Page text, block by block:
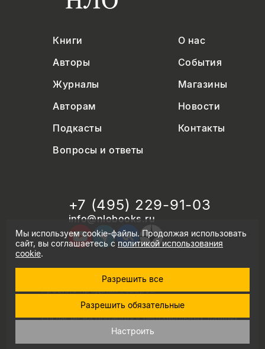
Книги
О нас
Авторы
События
Журналы
Магазины
Авторам
Новости
Подкасты
Контакты
Вопросы и ответы
+7 (495) 229-91-03
info@nlobooks.ru
© Новое литературное обозрение. 2026
правила продажи товаров
политика использования cookie
согласие на обработку персональных данных
дизайн Дмитрия Черногаева
разработка и запуск:
Мы используем cookie-файлы. Продолжая использовать
сайт, вы соглашаетесь сполитикой использования
cookie.
Разрешить все
Разрешить обязательные
Настроить